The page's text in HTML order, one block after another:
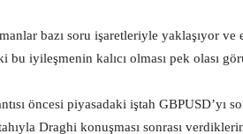
bazı soru işaretleriyle yaklaşıyor ve
iyileşmenin kalıcı olması pek olası
öncesi piyasadaki iştah GBPUSD’yı
Draghi konuşması sonrası